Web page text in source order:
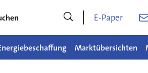
E-Paper
Marktübersichten